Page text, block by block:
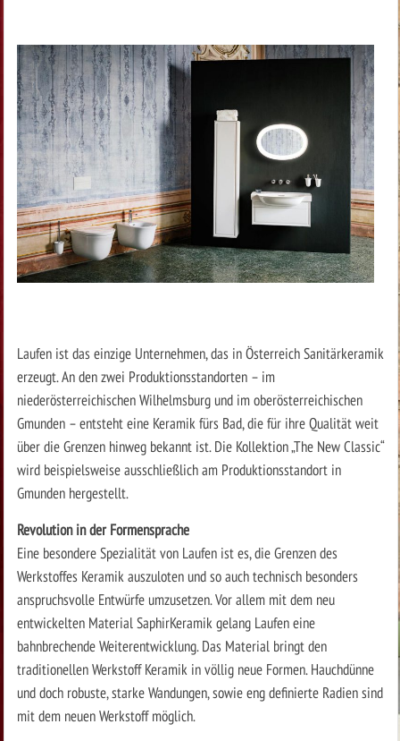
Laufen ist das einzige Unternehmen, das in Österreich Sanitärkeramik
erzeugt. An den zwei Produktionsstandorten – im
niederösterreichischen Wilhelmsburg und im oberösterreichischen
Gmunden – entsteht eine Keramik fürs Bad, die für ihre Qualität weit
über die Grenzen hinweg bekannt ist. Die Kollektion „The New Classic“
wird beispielsweise ausschließlich am Produktionsstandort in
Gmunden hergestellt.
Revolution in der Formensprache
Eine besondere Spezialität von Laufen ist es, die Grenzen des
Werkstoffes Keramik auszuloten und so auch technisch besonders
anspruchsvolle Entwürfe umzusetzen. Vor allem mit dem neu
entwickelten Material SaphirKeramik gelang Laufen eine
bahnbrechende Weiterentwicklung. Das Material bringt den
traditionellen Werkstoff Keramik in völlig neue Formen. Hauchdünne
und doch robuste, starke Wandungen, sowie eng definierte Radien sind
mit dem neuen Werkstoff möglich.